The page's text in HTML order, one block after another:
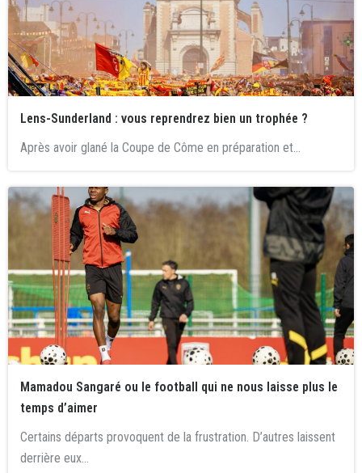
Lens-Sunderland : vous reprendrez bien un trophée ?
Après avoir glané la Coupe de Côme en préparation et...
Mamadou Sangaré ou le football qui ne nous laisse plus le
temps d’aimer
Certains départs provoquent de la frustration. D’autres laissent
derrière eux...